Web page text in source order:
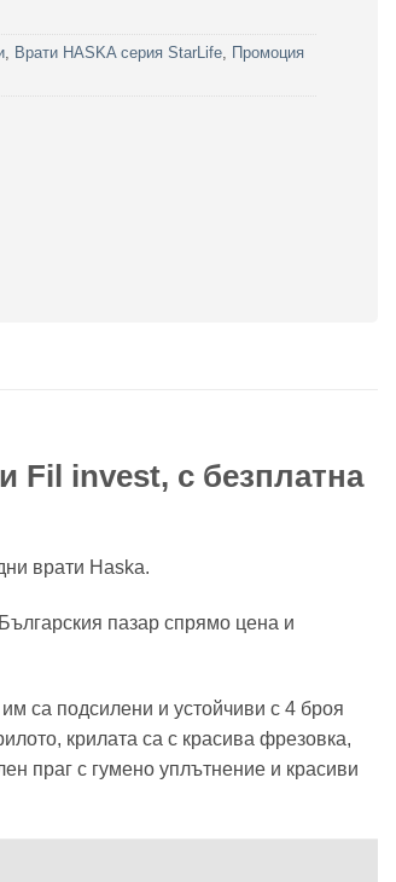
, Врати HASKA серия StarLife, Промоция
Fil invest, с безплатна
врати Haska.
пазар спрямо цена и
са подсилени и устойчиви с 4 броя
крилата са с красива фрезовка,
праг с гумено уплътнение и красиви